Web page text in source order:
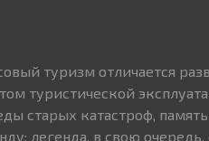
туризм отличается
туристической
старых катастроф,
легенда, в свою